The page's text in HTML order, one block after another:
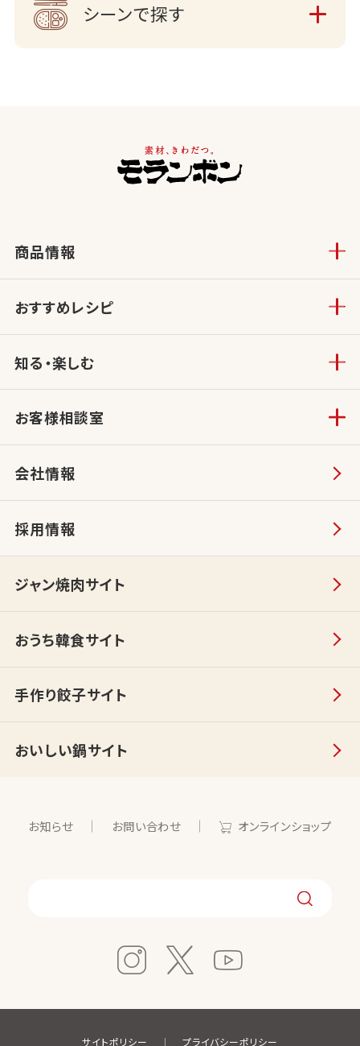
シーンで探す
商品情報
おすすめレシピ
知る・楽しむ
お客様相談室
会社情報
採用情報
ジャン焼肉サイト
おうち韓食サイト
手作り餃子サイト
おいしい鍋サイト
お知らせ お問い合わせ オンラインショップ
サイトポリシー プライバシーポリシー